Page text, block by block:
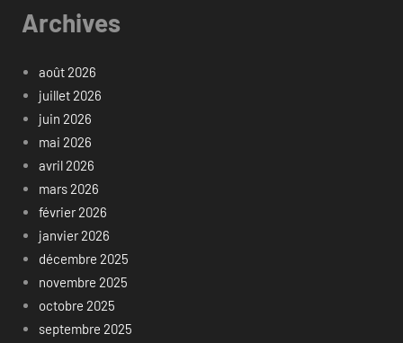
Archives
août 2026
juillet 2026
juin 2026
mai 2026
avril 2026
mars 2026
février 2026
janvier 2026
décembre 2025
novembre 2025
octobre 2025
septembre 2025